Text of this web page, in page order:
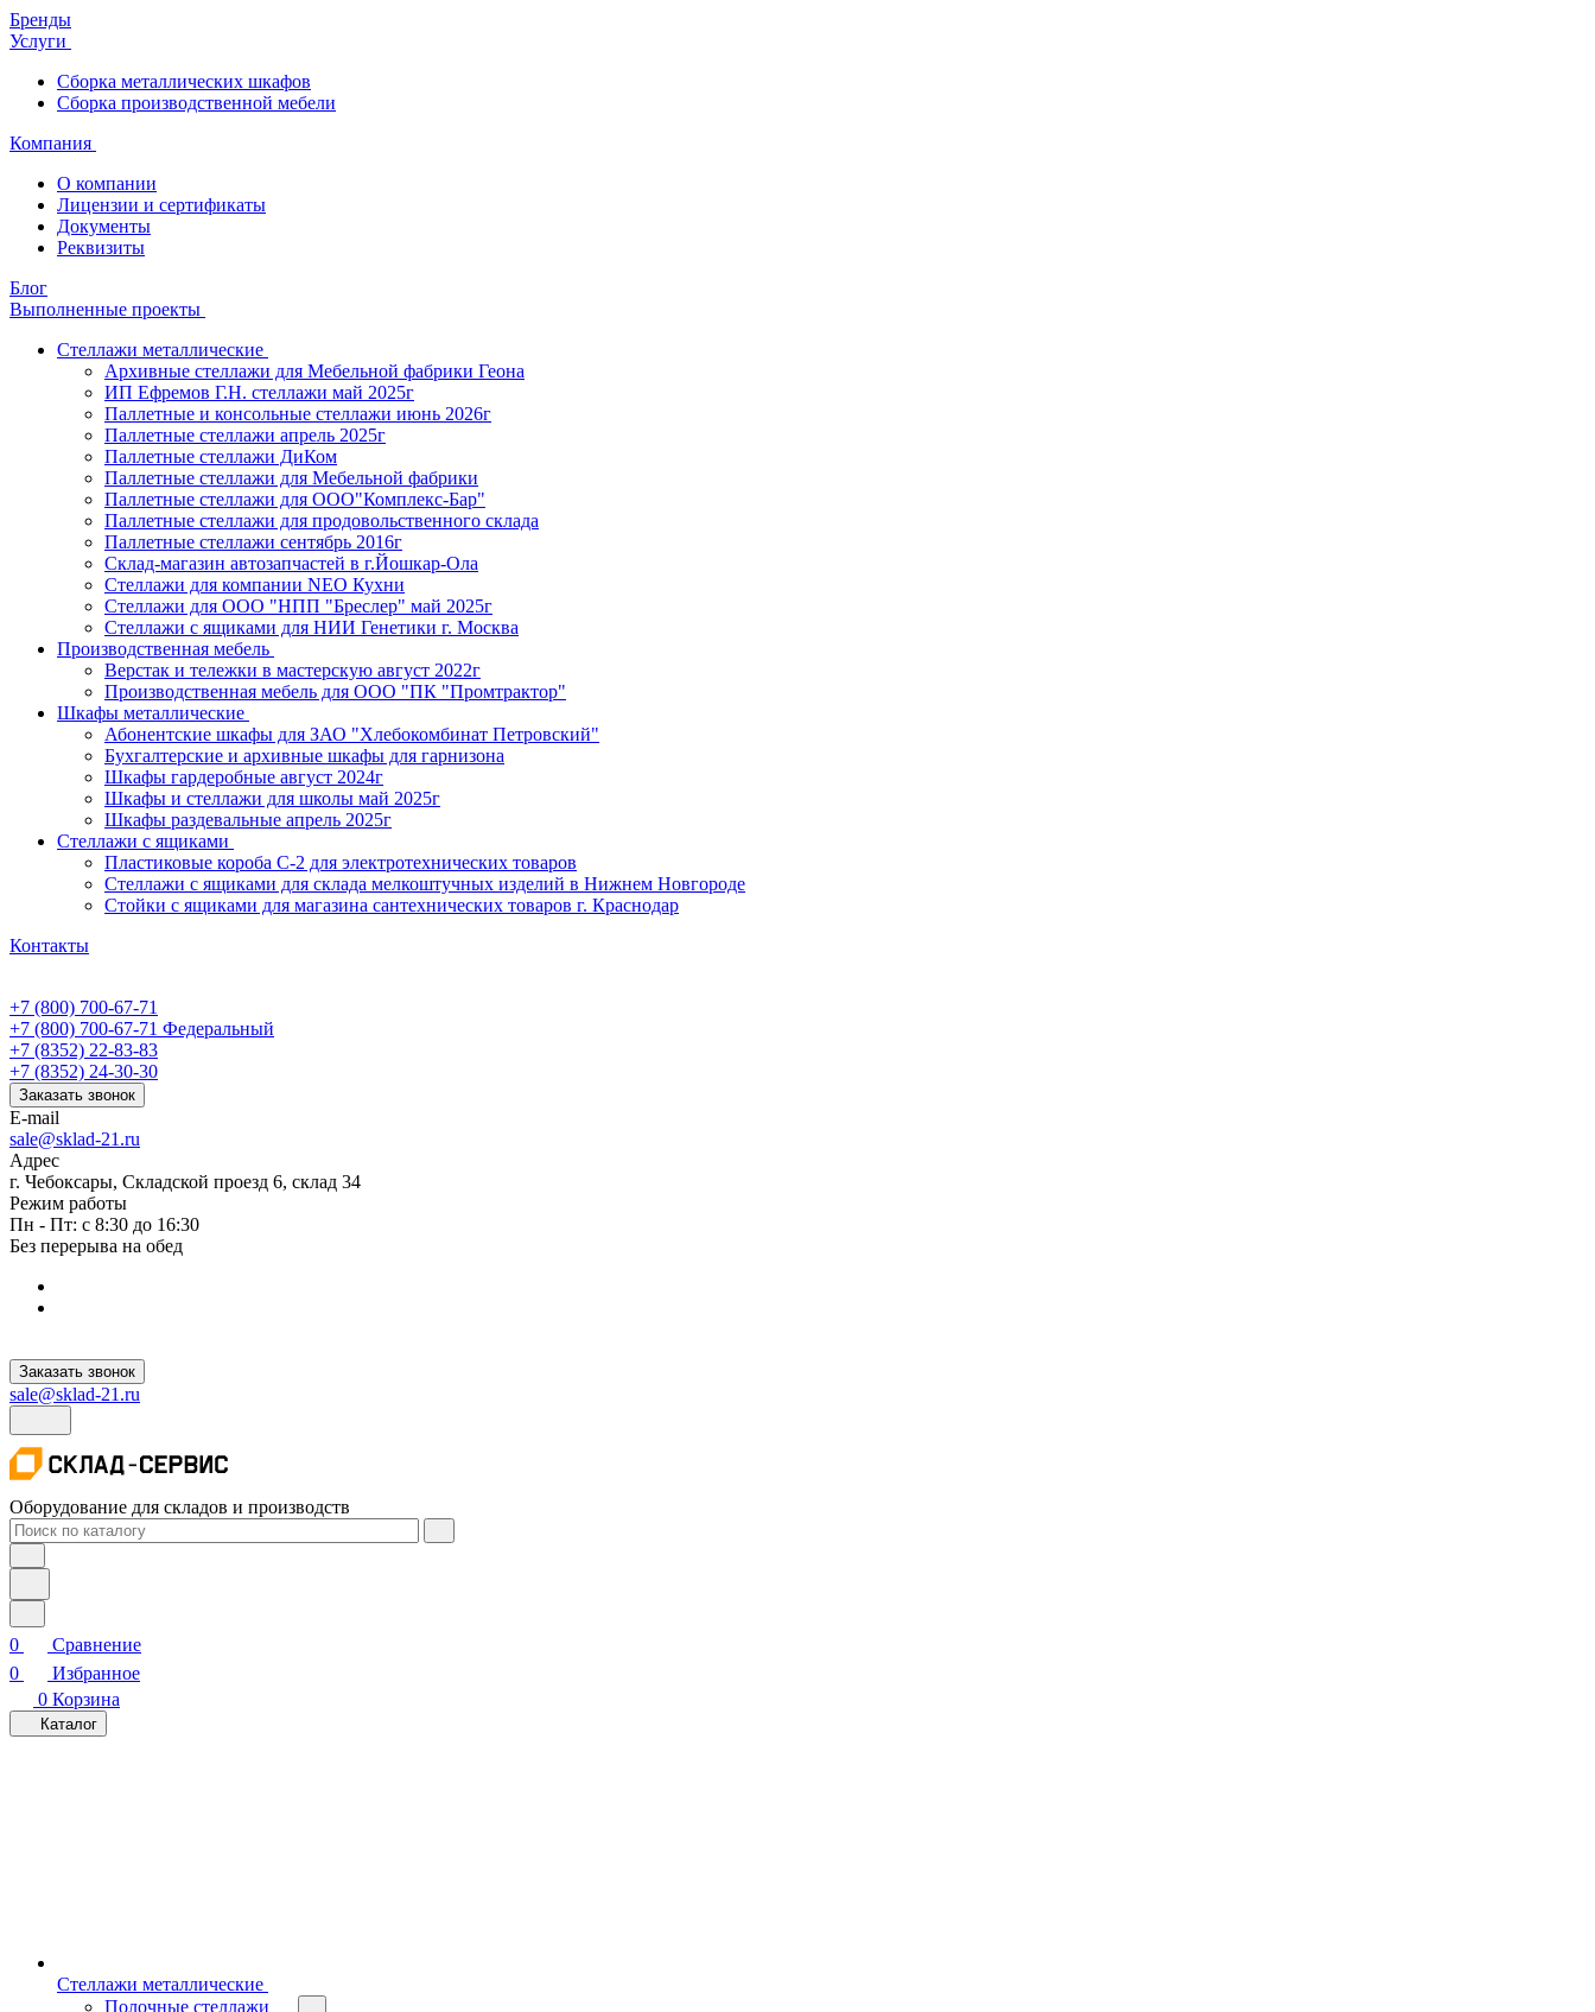
Бренды
Услуги
Сборка металлических шкафов
Сборка производственной мебели
Компания
О компании
Лицензии и сертификаты
Документы
Реквизиты
Блог
Выполненные проекты
Стеллажи металлические
Архивные стеллажи для Мебельной фабрики Геона
ИП Ефремов Г.Н. стеллажи май 2025г
Паллетные и консольные стеллажи июнь 2026г
Паллетные стеллажи апрель 2025г
Паллетные стеллажи ДиКом
Паллетные стеллажи для Мебельной фабрики
Паллетные стеллажи для ООО"Комплекс-Бар"
Паллетные стеллажи для продовольственного склада
Паллетные стеллажи сентябрь 2016г
Склад-магазин автозапчастей в г.Йошкар-Ола
Стеллажи для компании NEO Кухни
Стеллажи для ООО "НПП "Бреслер" май 2025г
Стеллажи с ящиками для НИИ Генетики г. Москва
Производственная мебель
Верстак и тележки в мастерскую август 2022г
Производственная мебель для ООО "ПК "Промтрактор"
Шкафы металлические
Абонентские шкафы для ЗАО "Хлебокомбинат Петровский"
Бухгалтерские и архивные шкафы для гарнизона
Шкафы гардеробные август 2024г
Шкафы и стеллажи для школы май 2025г
Шкафы раздевальные апрель 2025г
Стеллажи с ящиками
Пластиковые короба С-2 для электротехнических товаров
Стеллажи с ящиками для склада мелкоштучных изделий в Нижнем Новгороде
Стойки с ящиками для магазина сантехнических товаров г. Краснодар
Контакты
+7 (800) 700-67-71
+7 (800) 700-67-71 Федеральный
+7 (8352) 22-83-83
+7 (8352) 24-30-30
Заказать звонок
E-mail
sale@sklad-21.ru
Адрес
г. Чебоксары, Складской проезд 6, склад 34
Режим работы
Пн - Пт: с 8:30 до 16:30
Без перерыва на обед
Заказать звонок
sale@sklad-21.ru
Оборудование для складов и производств
0
Сравнение
0
Избранное
0 Корзина
Каталог
Стеллажи металлические
Полочные стеллажи